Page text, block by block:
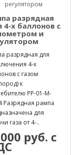
разрядная
4-х баллонов с
и
разрядная для
4-х
с газом
к
РР-01-М-
Разрядная рампа
для
газа от 4-..
руб. с